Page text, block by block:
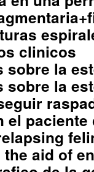
clinicos
sobre la
sobre la
el
aid of